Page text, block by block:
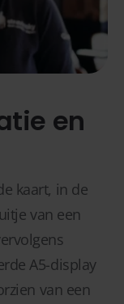
en
kaart, in de
van een
A5-display
van een